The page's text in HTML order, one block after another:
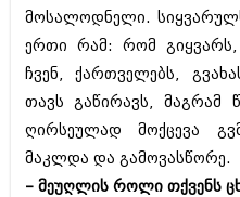
ივლისი 2012 (322)
მაისი 2012 (240)
აპრილი 2012 (294)
მარტი 2012 (259)
თებერვალი 2012
იანვარი 2012 (322)
ნოემბერი 2011 (471)
ოქტომბერი 2011
მოსალოდნელი.
ერთი რამ: რომ გიყვარს,
ჩვენ, ქართველებს,
თავს გაწირავს, მაგრამ
ღირსეულად მოქცევა
მაკლდა და გამოვასწორე.
– მეუღლის როლი თქვენს